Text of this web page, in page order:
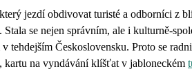
jezdí obdivovat turisté a odborníci z
se nejen správním, ale i kulturně-
Československu. Proto se
na vyndávání klíšťat v jabloneckém